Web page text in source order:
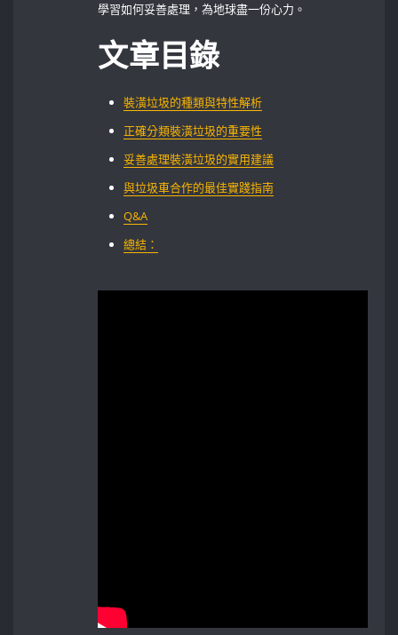
學習如何妥善處理，為地球盡一份心力。
文章目錄
裝潢垃圾的種類與特性解析
正確分類裝潢垃圾的重要性
妥善處理裝潢垃圾的實用建議
與垃圾車合作的最佳實踐指南
Q&A
總結：